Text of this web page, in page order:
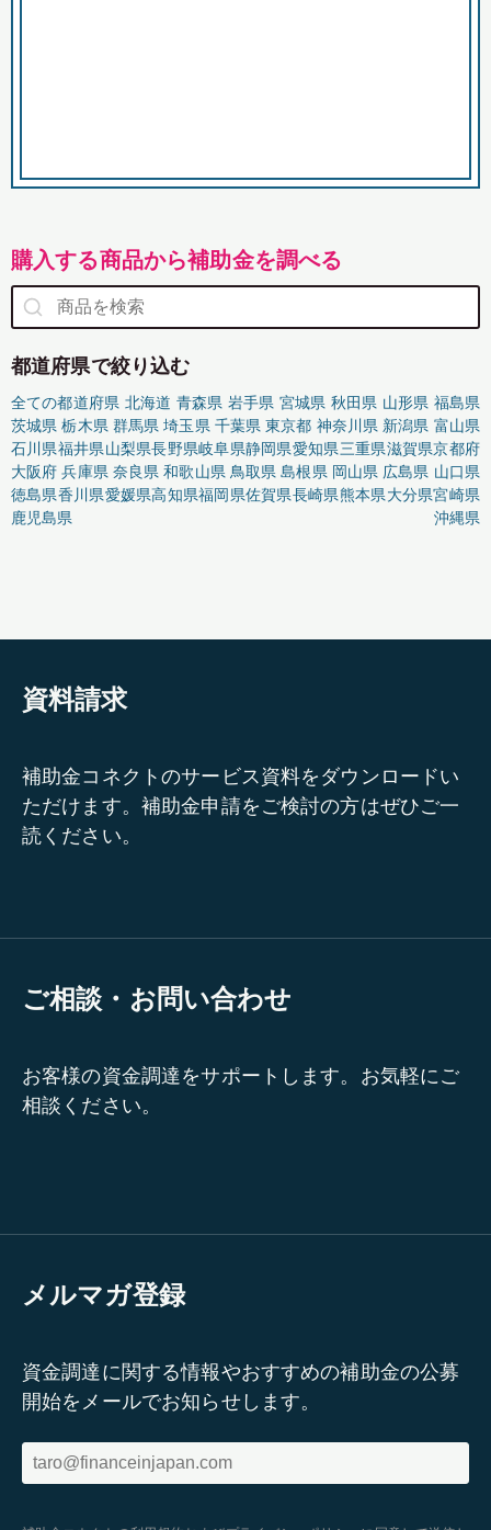
購入する商品から補助金を調べる
都道府県で絞り込む
全ての都道府県 北海道 青森県 岩手県 宮城県 秋田県 山形県 福島県
茨城県 栃木県 群馬県 埼玉県 千葉県 東京都 神奈川県 新潟県 富山県
石川県福井県山梨県長野県岐阜県静岡県愛知県三重県滋賀県京都府
大阪府 兵庫県 奈良県 和歌山県 鳥取県 島根県 岡山県 広島県 山口県
徳島県香川県愛媛県高知県福岡県佐賀県長崎県熊本県大分県宮崎県
鹿児島県
沖縄県
資料請求
補助金コネクトのサービス資料をダウンロードい
ただけます。補助金申請をご検討の方はぜひご一
読ください。
ご相談・お問い合わせ
お客様の資金調達をサポートします。お気軽にご
相談ください。
メルマガ登録
資金調達に関する情報やおすすめの補助金の公募
開始をメールでお知らせします。